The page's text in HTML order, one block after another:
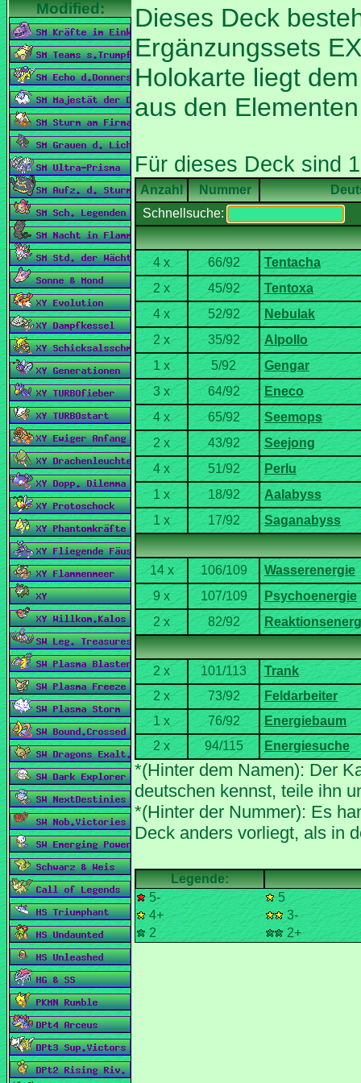
Dieses Deck
Ergänzungssets
Holokarte liegt
aus den
Nummer
Schnellsuche:
*(Hinter dem Namen): Der
*(Hinter der Nummer): Es
5-
5
4+
3-
2
2+